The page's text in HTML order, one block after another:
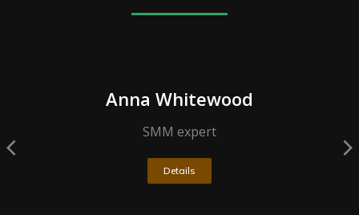
Anna Whitewood
SMM expert
Details